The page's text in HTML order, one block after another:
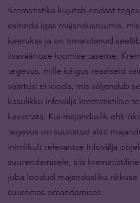
Krematistika kujutab endast
esineda igas majandusruumis,
keerukas ja on omandanud
lisaväärtuse loomise taseme.
tegevus, mille käigus reaalseid
väärtusi ei looda, mis väljendub
kasulikku infovälja krematistilise
kasvatata. Kui majanduslik ehk
tegevus on suunatud alati
inimlikult relevantse infovälja
suurendamisele, siis
juba loodud majandusliku
suuremas omandamises.